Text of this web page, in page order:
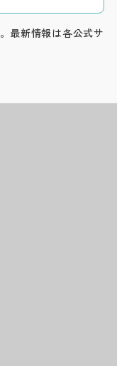
最新情報は各公式サ